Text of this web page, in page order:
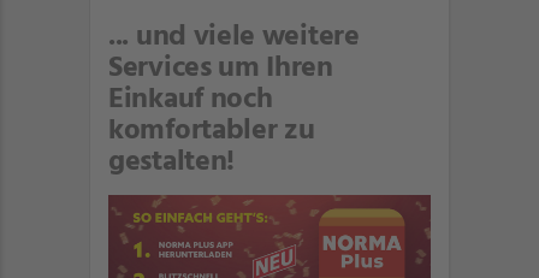
... und viele weitere
Services um Ihren
Einkauf noch
komfortabler zu
gestalten!